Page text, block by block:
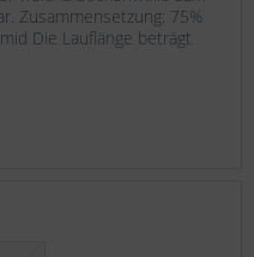
Zusammensetzung: 75%
Die Lauflänge beträgt